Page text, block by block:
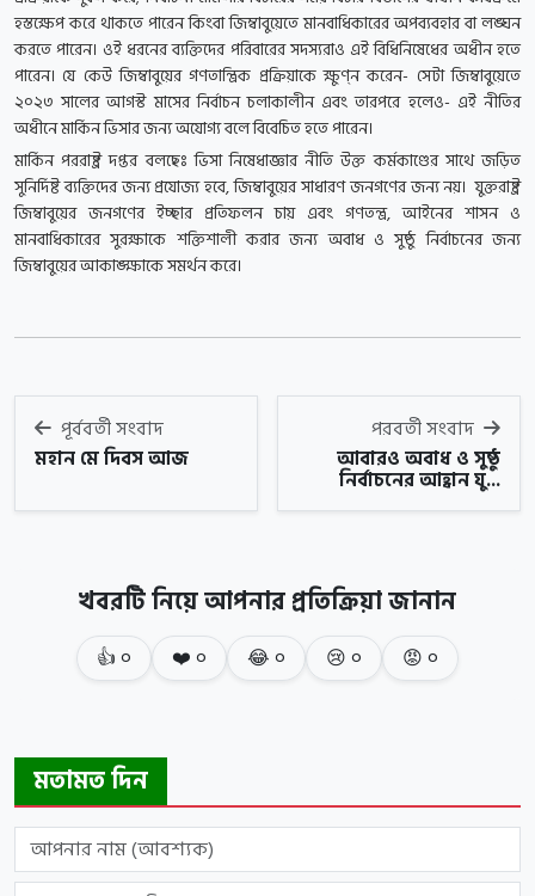
হস্তক্ষেপ করে থাকতে পারেন কিংবা জিম্বাবুয়েতে মানবাধিকারের অপব্যবহার বা লঙ্ঘন
করতে পারেন। ওই ধরনের ব্যক্তিদের পরিবারের সদস্যরাও এই বিধিনিষেধের অধীন হতে
পারেন। যে কেউ জিম্বাবুয়ের গণতান্ত্রিক প্রক্রিয়াকে ক্ষুণ্ন করেন- সেটা জিম্বাবুয়েতে
২০২৩ সালের আগস্ট মাসের নির্বাচন চলাকালীন এবং তারপরে হলেও- এই নীতির
অধীনে মার্কিন ভিসার জন্য অযোগ্য বলে বিবেচিত হতে পারেন।
মার্কিন পররাষ্ট্র দপ্তর বলছেঃ ভিসা নিষেধাজ্ঞার নীতি উক্ত কর্মকাণ্ডের সাথে জড়িত
সুনির্দিষ্ট ব্যক্তিদের জন্য প্রযোজ্য হবে, জিম্বাবুয়ের সাধারণ জনগণের জন্য নয়। যুক্তরাষ্ট্র
জিম্বাবুয়ের জনগণের ইচ্ছার প্রতিফলন চায় এবং গণতন্ত্র, আইনের শাসন ও
মানবাধিকারের সুরক্ষাকে শক্তিশালী করার জন্য অবাধ ও সুষ্ঠু নির্বাচনের জন্য
জিম্বাবুয়ের আকাঙ্ক্ষাকে সমর্থন করে।
পূর্ববর্তী সংবাদ
মহান মে দিবস আজ
পরবর্তী সংবাদ
আবারও অবাধ ও সুষ্ঠু
নির্বাচনের আহ্বান যু...
খবরটি নিয়ে আপনার প্রতিক্রিয়া জানান
👍০ ❤️০ 😂০ 😢০ 😡০
মতামত দিন